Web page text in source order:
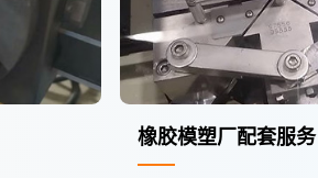
橡胶模塑厂配套服务